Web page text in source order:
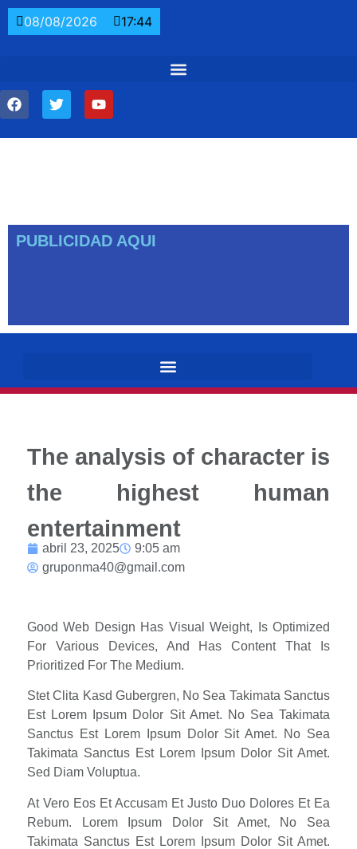
08/08/2026 17:44
PUBLICIDAD AQUI
The analysis of character is
the highest human
entertainment
abril 23, 2025
9:05 am
gruponma40@gmail.com
Good Web Design Has Visual Weight, Is Optimized
For Various Devices, And Has Content That Is
Prioritized For The Medium.
Stet Clita Kasd Gubergren, No Sea Takimata Sanctus
Est Lorem Ipsum Dolor Sit Amet. No Sea Takimata
Sanctus Est Lorem Ipsum Dolor Sit Amet. No Sea
Takimata Sanctus Est Lorem Ipsum Dolor Sit Amet.
Sed Diam Voluptua.
At Vero Eos Et Accusam Et Justo Duo Dolores Et Ea
Rebum. Lorem Ipsum Dolor Sit Amet, No Sea
Takimata Sanctus Est Lorem Ipsum Dolor Sit Amet.